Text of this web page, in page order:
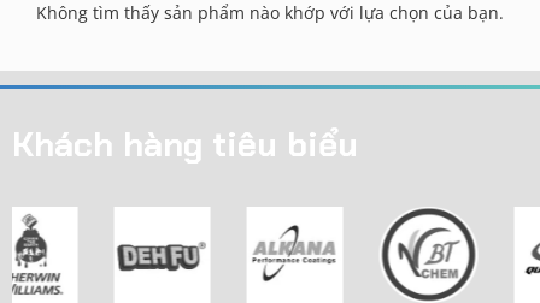
Không tìm thấy sản phẩm nào khớp với lựa chọn của bạn.
Khách hàng tiêu biểu